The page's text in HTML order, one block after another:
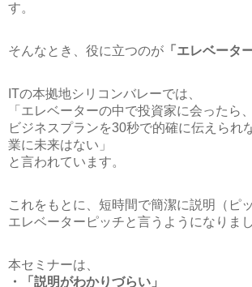
す。
そんなとき、役に立つのが 「エレベータ
ITの本拠地シリコンバレーでは、
「エレベーターの中で投資家に会ったら
ビジネスプランを30秒で的確に伝えられ
業に未来はない」
と言われています。
これをもとに、短時間で簡潔に説明（ピ
エレベーターピッチと言うようになりまし
本セミナーは、
・「説明がわかりづらい」